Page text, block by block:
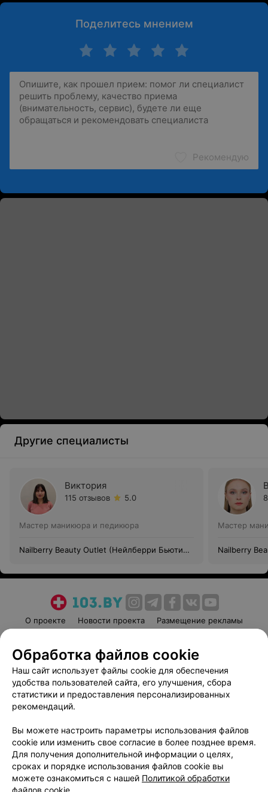
Поделитесь мнением
Рекомендую
Другие специалисты
Виктория
115 отзывов 5.0
Мастер маникюра и педикюра
Nailberry Beauty Outlet (Нейлберри Бьюти
Мастер
Nailberry
О проекте Новости проекта
Размещение рекламы
Пользовательское соглашение
Способы оплаты
Вакансии
Партнеры
Написать руководителю 103.by
Обработка персональных данных
Обработка файлов cookie
Наш сайт использует файлы cookie для обеспечения
удобства пользователей сайта, его улучшения, сбора
статистики и предоставления персонализированных
рекомендаций.
Вы можете настроить параметры использования файлов
cookie или изменить свое согласие в более позднее время.
Для получения дополнительной информации о целях,
сроках и порядке использования файлов cookie вы
можете ознакомиться с нашей Политикой обработки
файлов cookie